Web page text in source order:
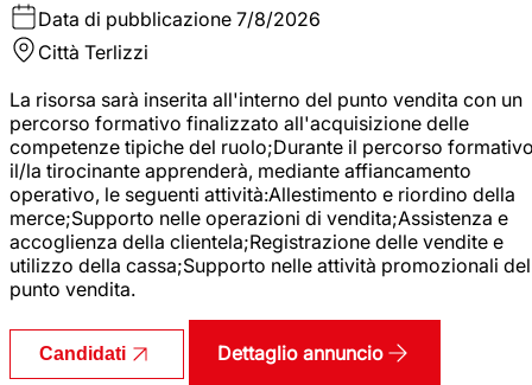
Data di pubblicazione 7/8/2026
Città Terlizzi
La risorsa sarà inserita all'interno del punto vendita con un
percorso formativo finalizzato all'acquisizione delle
competenze tipiche del ruolo;Durante il percorso
il/la tirocinante apprenderà, mediante affiancamento
operativo, le seguenti attività:Allestimento e riordino della
merce;Supporto nelle operazioni di vendita;Assistenza e
accoglienza della clientela;Registrazione delle vendite e
utilizzo della cassa;Supporto nelle attività promozionali del
punto vendita.
Candidati Dettaglio annuncio